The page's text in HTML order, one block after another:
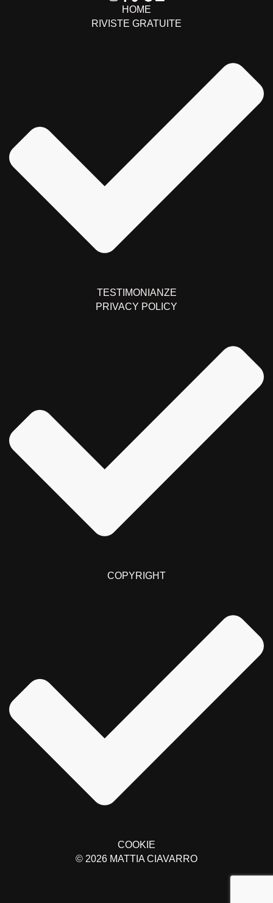
© 2026 MATTIA CIAVARRO
HOME
RIVISTE GRATUITE
TESTIMONIANZE
PRIVACY POLICY
COPYRIGHT
COOKIE